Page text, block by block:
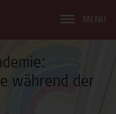
MENÜ
während der